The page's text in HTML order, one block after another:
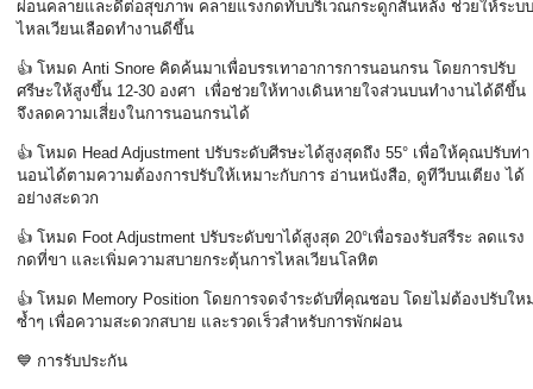
ผ่อนคลายและดีต่อสุขภาพ คลายแรงกดทับบริเวณกระดูกสันหลัง ช่วยให้ระบบ
ไหลเวียนเลือดทำงานดีขึ้น
👍 โหมด Anti Snore คิดค้นมาเพื่อบรรเทาอาการการนอนกรน โดยการปรับ
ศรีษะให้สูงขึ้น 12-30 องศา เพื่อช่วยให้ทางเดินหายใจส่วนบนทำงานได้ดีขึ้น
จึงลดความเสี่ยงในการนอนกรนได้
👍 โหมด Head Adjustment ปรับระดับศีรษะได้สูงสุดถึง 55° เพื่อให้คุณปรับท่า
นอนได้ตามความต้องการปรับให้เหมาะกับการ อ่านหนังสือ, ดูทีวีบนเตียง ได้
อย่างสะดวก
👍 โหมด Foot Adjustment ปรับระดับขาได้สูงสุด 20°เพื่อรองรับสรีระ ลดแรง
กดที่ขา และเพิ่มความสบายกระตุ้นการไหลเวียนโลหิต
👍 โหมด Memory Position โดยการจดจำระดับที่คุณชอบ โดยไม่ต้องปรับให
ซ้ำๆ เพื่อความสะดวกสบาย และรวดเร็วสำหรับการพักผ่อน
💙 การรับประกัน